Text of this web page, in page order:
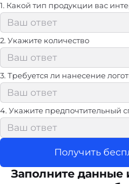
1. Какой тип продукции вас
2. Укажите количество
3. Требуется ли нанесение
4. Укажите предпочтительный
Получить
Заполните данные